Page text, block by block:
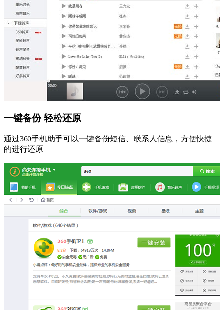
一键备份 轻松还原
通过360手机助手可以一键备份短信、联系人信息，方便快捷
的进行还原